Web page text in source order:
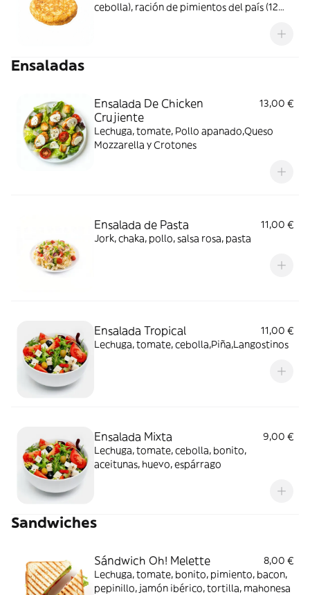
cebolla), ración de pimientos del país (12
Ensaladas
Ensalada De Chicken
Crujiente
13,00 €
Lechuga, tomate, Pollo apanado,Queso
Mozzarella y Crotones
Ensalada de Pasta
11,00 €
Jork, chaka, pollo, salsa rosa, pasta
Ensalada Tropical
11,00 €
Lechuga, tomate, cebolla,Piña,Langostinos
Ensalada Mixta
9,00 €
Lechuga, tomate, cebolla, bonito,
aceitunas, huevo, espárrago
Sandwiches
Sándwich Oh! Melette
8,00 €
Lechuga, tomate, bonito, pimiento, bacon,
pepinillo, jamón ibérico, tortilla, mahonesa